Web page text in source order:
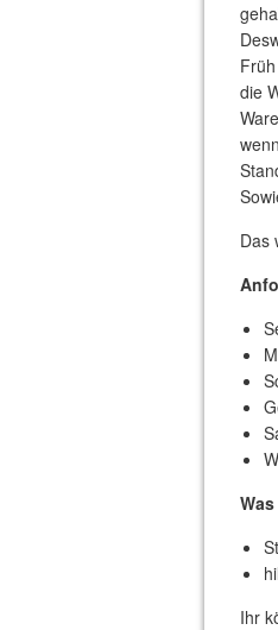
die
Das
Ihr